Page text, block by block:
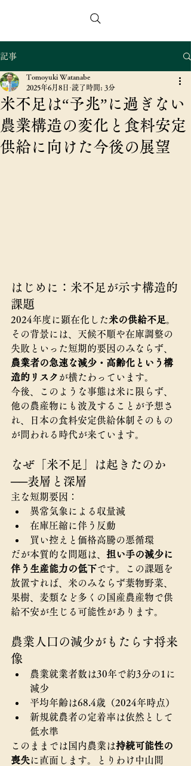
スマートアグリコンサルタンツ合同会社
記事
米不足は“予兆”に過ぎない
農業構造の変化と食料安定
供給に向けた今後の展望
Tomoyuki Watanabe
2025年6月8日 読了時間: 3分
はじめに：米不足が示す構造的
課題
2024年度に顕在化した米の供給不足。
その背景には、天候不順や在庫調整の
失敗といった短期的要因のみならず、
農業者の急速な減少・高齢化という構
造的リスク が横たわっています。
今後、このような事態は米に限らず、
他の農産物にも波及することが予想さ
れ、日本の食料安定供給体制そのもの
が問われる時代が来ています。
なぜ「米不足」は起きたのか
──表層と深層
主な短期要因：
異常気象による収量減
在庫圧縮に伴う反動
買い控えと価格高騰の悪循環
だが本質的な問題は、 担い手の減少に
伴う生産能力の低下です。この課題を
放置すれば、米のみならず葉物野菜、
果樹、麦類など多くの国産農産物で供
給不安が生じる可能性があります。
農業人口の減少がもたらす将来
像
農業就業者数は30年で約3分の1に
減少
平均年齢は68.4歳（2024年時点）
新規就農者の定着率は依然として
低水準
このままでは国内農業は持続可能性の
喪失に直面します。とりわけ中山間